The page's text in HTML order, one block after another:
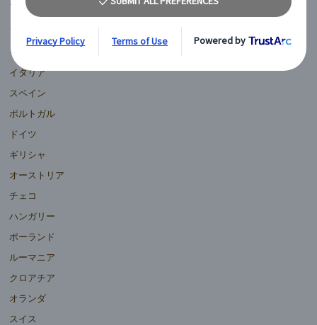
マイバスヨーロッパ
フランス
イギリス
イタリア
スペイン
ポルトガル
ドイツ
ギリシャ
オーストリア
チェコ
ハンガリー
ポーランド
ルーマニア
クロアチア
オランダ
スイス